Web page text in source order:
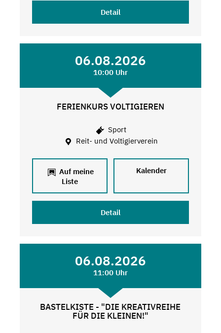
Detail
06.08.2026
10:00 Uhr
FERIENKURS VOLTIGIEREN
Sport
Reit- und Voltigierverein
Auf meine
Liste
Kalender
Detail
06.08.2026
11:00 Uhr
BASTELKISTE - "DIE KREATIVREIHE
FÜR DIE KLEINEN!"